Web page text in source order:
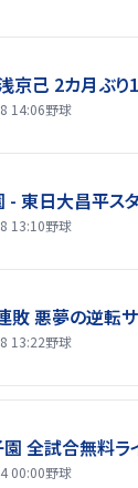
京己 2カ月ぶ
14:06野球
- 東日大昌平ス
13:10野球
敗 悪夢の逆転
13:22野球
全試合無料ラ
00:00野球